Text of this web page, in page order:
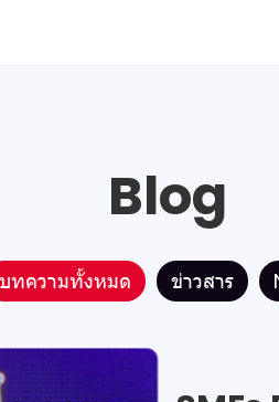
Blog
บทความทั้งหมด ข่าวสาร